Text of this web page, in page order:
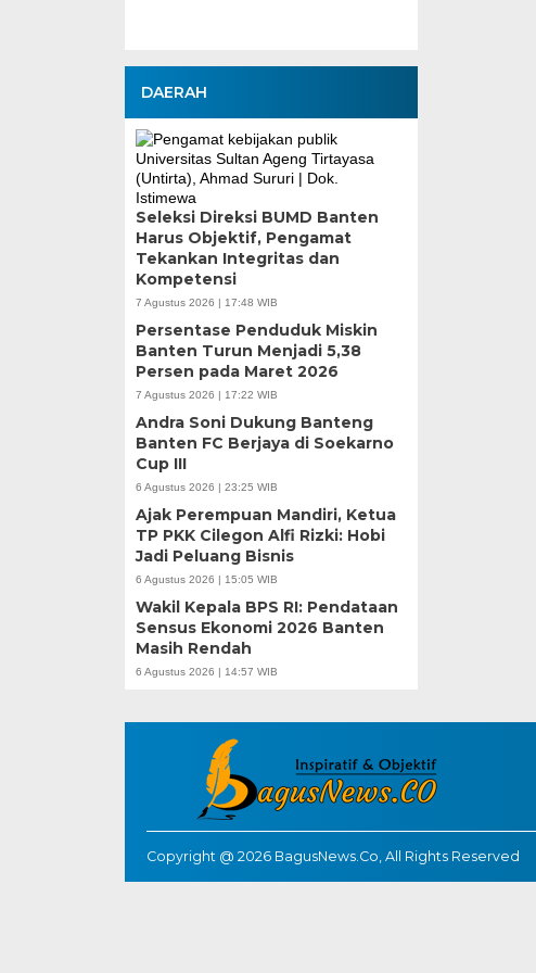
DAERAH
Seleksi Direksi BUMD Banten
Harus Objektif, Pengamat
Tekankan Integritas dan
Kompetensi
7 Agustus 2026 | 17:48 WIB
Persentase Penduduk Miskin
Banten Turun Menjadi 5,38
Persen pada Maret 2026
7 Agustus 2026 | 17:22 WIB
Andra Soni Dukung Banteng
Banten FC Berjaya di Soekarno
Cup III
6 Agustus 2026 | 23:25 WIB
Ajak Perempuan Mandiri, Ketua
TP PKK Cilegon Alfi Rizki: Hobi
Jadi Peluang Bisnis
6 Agustus 2026 | 15:05 WIB
Wakil Kepala BPS RI: Pendataan
Sensus Ekonomi 2026 Banten
Masih Rendah
6 Agustus 2026 | 14:57 WIB
Copyright @ 2026 BagusNews.Co, All Rights Reserved